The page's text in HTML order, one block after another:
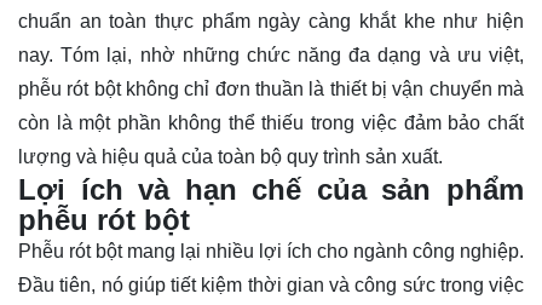
chuẩn an toàn thực phẩm ngày càng khắt khe như hiện
nay. Tóm lại, nhờ những chức năng đa dạng và ưu việt,
phễu rót bột không chỉ đơn thuần là thiết bị vận chuyển mà
còn là một phần không thể thiếu trong việc đảm bảo chất
lượng và hiệu quả của toàn bộ quy trình sản xuất.
Lợi ích và hạn chế của sản phẩm
phễu rót bột
Phễu rót bột mang lại nhiều lợi ích cho ngành công nghiệp.
Đầu tiên, nó giúp tiết kiệm thời gian và công sức trong việc